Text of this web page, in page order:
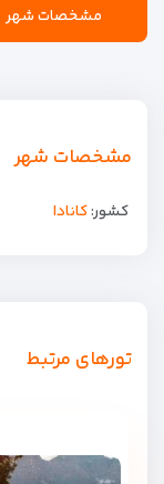
مشخصات شهر
مشخصات شهر
کشور:كانادا
تورهای مرتبط